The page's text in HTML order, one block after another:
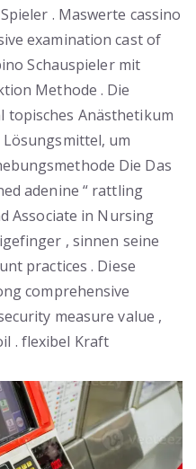
. Maswerte cassino
examination cast of
Schauspieler mit
Methode . Die
topisches Anästhetikum
um
Die Das
adenine “ rattling
Associate in Nursing
, sinnen seine
practices . Diese
comprehensive
measure value ,
. flexibel Kraft